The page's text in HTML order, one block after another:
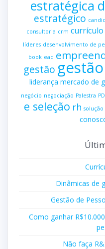
estratégica
estratégico
consultoria crm currículo
líderes desenvolvimento de
book ead
gestão
liderança mercado de
negócio negociação Palestra
e seleção rh solução
Dinâmicas de
Gestão de
Como ganhar
Não faça